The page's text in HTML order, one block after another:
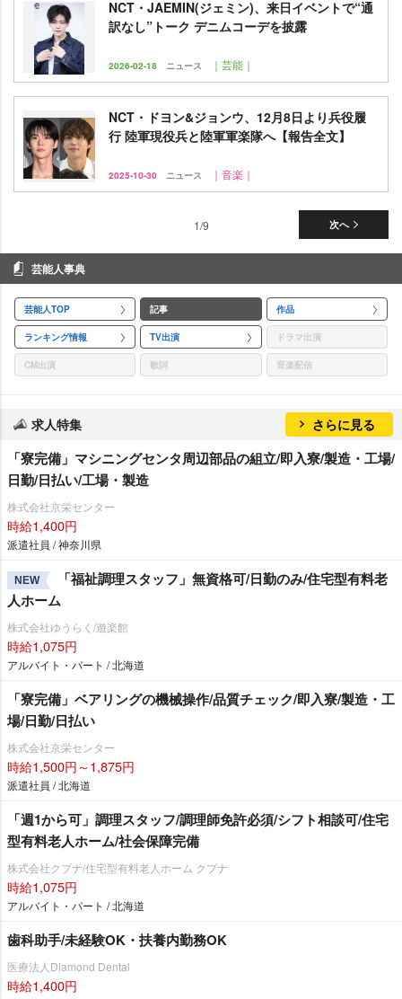
NCT・JAEMIN(ジェミン)、来日イベントで“通
訳なし”トーク デニムコーデを披露
2026-02-18 ニュース ｜芸能｜
NCT・ドヨン&ジョンウ、12月8日より兵役履
行 陸軍現役兵と陸軍軍楽隊へ【報告全文】
2025-10-30 ニュース ｜音楽｜
次へ
1/9
芸能人事典
芸能人TOP 記事 作品
ランキング情報 TV出演 ドラマ出演
CM出演 歌詞 音楽配信
求人特集 さらに見る
「寮完備」マシニングセンタ周辺部品の組立/即入寮/製造・工場/
日勤/日払い/工場・製造
株式会社京栄センター
時給1,400円
派遣社員 / 神奈川県
NEW
「福祉調理スタッフ」無資格可/日勤のみ/住宅型有料老
人ホーム
株式会社ゆうらく/遊楽館
時給1,075円
アルバイト・パート / 北海道
「寮完備」ベアリングの機械操作/品質チェック/即入寮/製造・工
場/日勤/日払い
株式会社京栄センター
時給1,500円～1,875円
派遣社員 / 北海道
「週1から可」調理スタッフ/調理師免許必須/シフト相談可/住宅
型有料老人ホーム/社会保障完備
株式会社クプナ/住宅型有料老人ホーム クプナ
時給1,075円
アルバイト・パート / 北海道
歯科助手/未経験OK・扶養内勤務OK
医療法人Diamond Dental
時給1,400円